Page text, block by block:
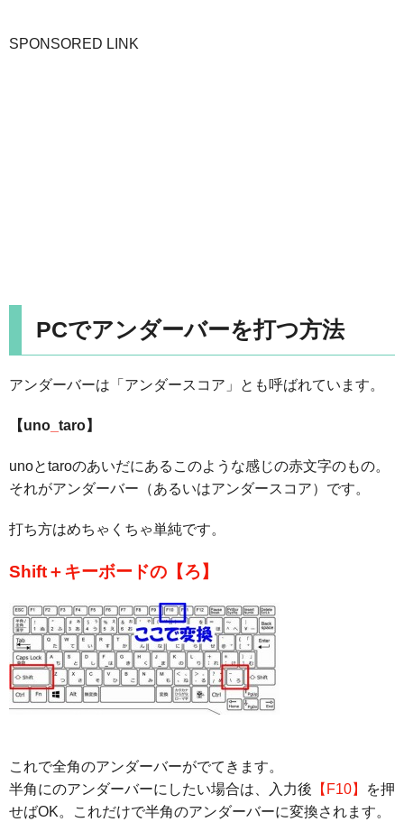
SPONSORED LINK
PCでアンダーバーを打つ方法
アンダーバーは「アンダースコア」とも呼ばれています。
【uno taro】
unoとtaroのあいだにあるこのような感じの赤文字のもの。
それがアンダーバー（あるいはアンダースコア）です。
打ち方はめちゃくちゃ単純です。
Shift＋キーボードの【ろ】
これで全角のアンダーバーがでてきます。
半角にのアンダーバーにしたい場合は、入力後 【F10】
を押
せばOK。これだけで半角のアンダーバーに変換されます。